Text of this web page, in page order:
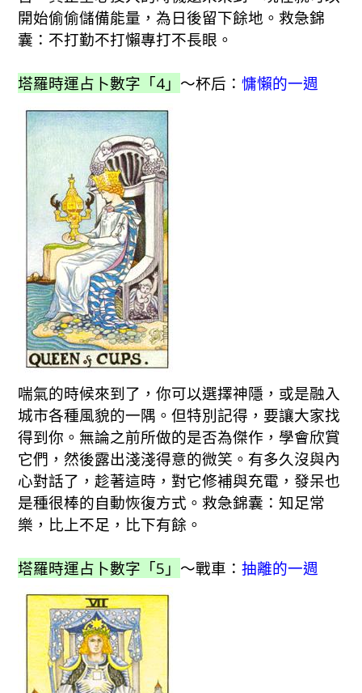
開始偷偷儲備能量，為日後留下餘地。救急錦
囊：不打勤不打懶專打不長眼。
塔羅時運占卜數字「4」 ～杯后： 慵懶的一週
喘氣的時候來到了，你可以選擇神隱，或是融入
城市各種風貌的一隅。但特別記得，要讓大家找
得到你。無論之前所做的是否為傑作，學會欣賞
它們，然後露出淺淺得意的微笑。有多久沒與內
心對話了，趁著這時，對它修補與充電，發呆也
是種很棒的自動恢復方式。救急錦囊：知足常
樂，比上不足，比下有餘。
塔羅時運占卜數字「5」 ～戰車： 抽離的一週